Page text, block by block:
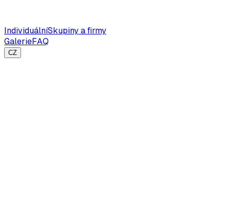
IndividuálníSkupiny a firmy
GalerieFAQ
CZ